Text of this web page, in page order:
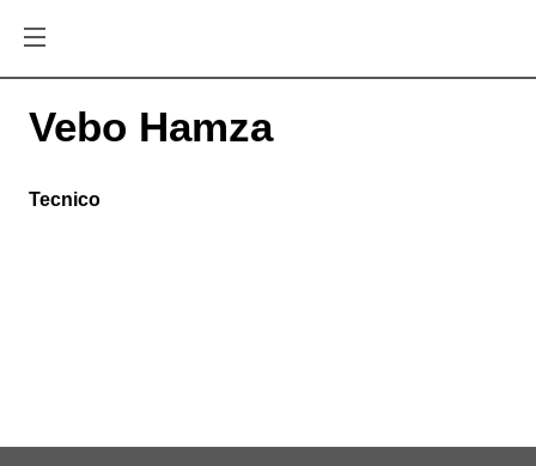
Vebo Hamza
Tecnico